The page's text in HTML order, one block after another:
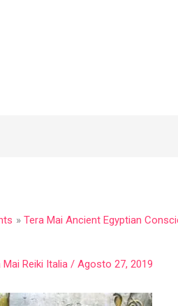
Tera Mai Ancient Egyptian
Reiki Italia/Agosto 27, 2019